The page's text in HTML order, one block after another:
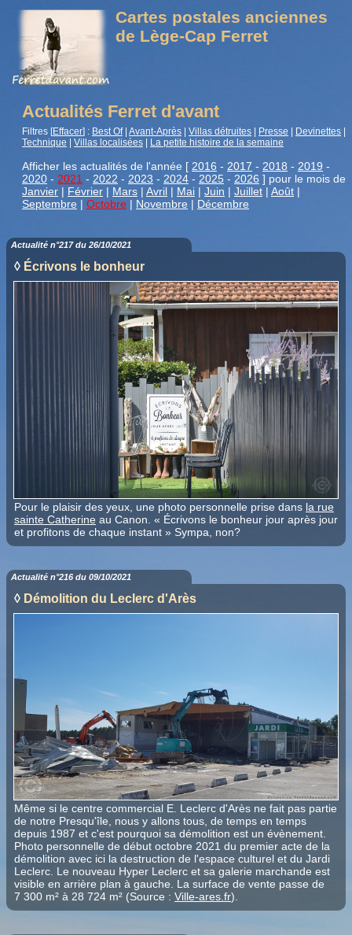
Cartes postales anciennes
de Lège-Cap Ferret
Actualités Ferret d'avant
Filtres [Effacer] : Best Of| Avant-Après Villas détruites Presse Devinettes
Technique
Villas localisées La petite histoire de la semaine
Afficher les actualités de l'année [ 2016 - 2017 - 2018 - 2019 -
2020 - 2021 - 2022 - 2023 - 2024 - 2025 - 2026 ] pour le mois de
Janvier | Février | Mars | Avril | Mai | Juin | Juillet | Août |
Septembre | Octobre | Novembre | Décembre
Actualité n°217 du 26/10/2021
◊ Écrivons le bonheur
Pour le plaisir des yeux, une photo personnelle prise dans la rue
sainte Catherine au Canon. « Écrivons le bonheur jour après jour
et profitons de chaque instant » Sympa, non?
Actualité n°216 du 09/10/2021
◊ Démolition du Leclerc d'Arès
Même si le centre commercial E. Leclerc d'Arès ne fait pas partie
de notre Presqu'île, nous y allons tous, de temps en temps
depuis 1987 et c'est pourquoi sa démolition est un évènement.
Photo personnelle de début octobre 2021 du premier acte de la
démolition avec ici la destruction de l'espace culturel et du Jardi
Leclerc. Le nouveau Hyper Leclerc et sa galerie marchande est
visible en arrière plan à gauche. La surface de vente passe de
7 300 m² à 28 724 m² (Source : Ville-ares.fr).